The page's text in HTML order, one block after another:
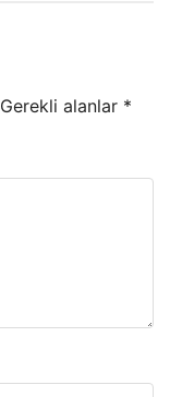
Gerekli alanlar *